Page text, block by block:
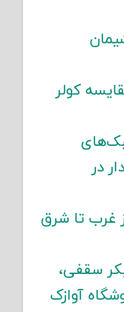
کولر
در
غرب تا شرق
سقفی،
آوازک